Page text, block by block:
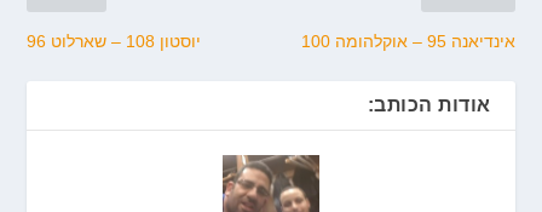
אינדיאנה 95 – אוקלהומה 100 יוסטון 108 – שארלוט 96
אודות הכותב: